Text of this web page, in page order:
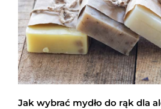
Jak wybrać mydło do rąk dla